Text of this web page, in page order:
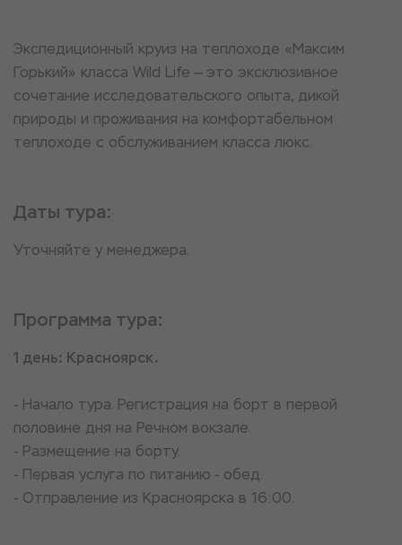
Экспедиционный круиз на теплоходе «Максим
Горький» класса Wild Life — это эксклюзивное
сочетание исследовательского опыта, дикой
природы и проживания на комфортабельном
теплоходе с обслуживанием класса люкс.
Даты тура:
Уточняйте у менеджера.
Программа тура:
1 день: Красноярск.
- Начало тура. Регистрация на борт в первой
половине дня на Речном вокзале.
- Размещение на борту.
- Первая услуга по питанию - обед.
- Отправление из Красноярска в 16:00.